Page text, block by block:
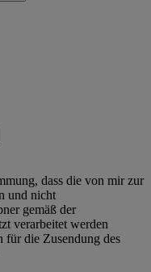
dass die von mir zur
und nicht
gemäß der
verarbeitet werden
für die Zusendung des